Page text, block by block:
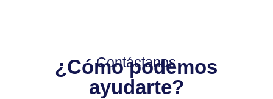
Contáctanos
¿Cómo podemos
ayudarte?